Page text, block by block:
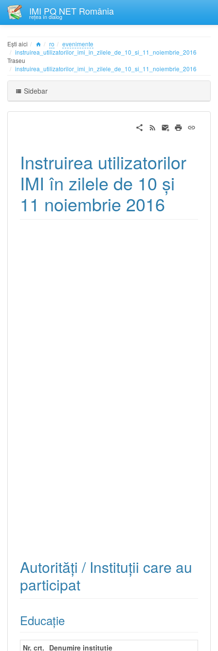
IMI PQ NET România
rețea în dialog
Ești aici ro
evenimente
instruirea_utilizatorilor_imi_in_zilele_de_10_si_11_noiembrie_2016
Traseu
instruirea_utilizatorilor_imi_in_zilele_de_10_si_11_noiembrie_2016
Sidebar
Instruirea utilizatorilor
IMI în zilele de 10 şi
11 noiembrie 2016
Autorităţi / Instituţii care au
participat
Educație
Nr. crt. Denumire instituție